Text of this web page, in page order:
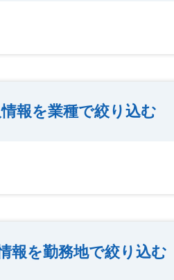
報を業種で絞り込む
報を勤務地で絞り込む